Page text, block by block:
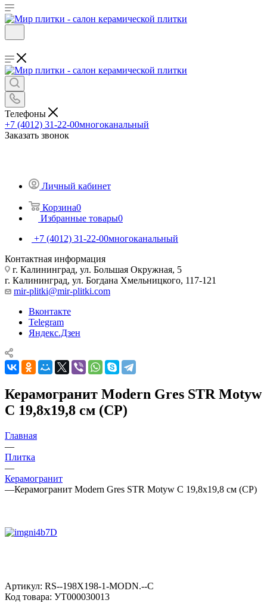
Телефоны
+7 (4012) 31-22-00многоканальный
Заказать звонок
Личный кабинет
Корзина0
Избранные товары0
+7 (4012) 31-22-00многоканальный
Контактная информация
г. Калининград, ул. Большая Окружная, 5
г. Калининград, ул. Богдана Хмельницкого, 117-121
mir-plitki@mir-plitki.com
Вконтакте
Telegram
Яндекс.Дзен
Керамогранит Modern Gres STR Motyw
C 19,8x19,8 см (CP)
Главная
—
Плитка
—
Керамогранит
—Керамогранит Modern Gres STR Motyw C 19,8x19,8 см (CP)
Артикул: RS--198X198-1-MODN.--C
Код товара: УТ000030013